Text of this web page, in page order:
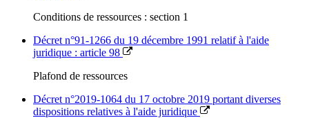
Conditions de ressources : section 1
Décret n°91-1266 du 19 décembre 1991 relatif à l'aide
juridique : article 98
Plafond de ressources
Décret n°2019-1064 du 17 octobre 2019 portant diverses
dispositions relatives à l'aide juridique